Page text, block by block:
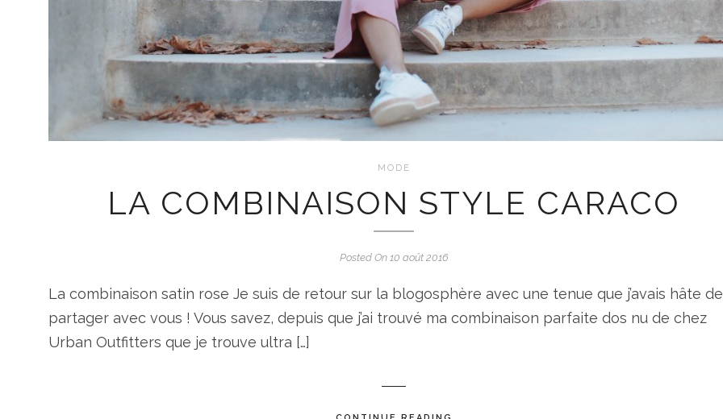
MODE
LA COMBINAISON STYLE CARACO
Posted On 10 août 2016
La combinaison satin rose Je suis de retour sur la blogosphère avec une tenue que j’avais hâte de
partager avec vous ! Vous savez, depuis que j’ai trouvé ma combinaison parfaite dos nu de chez
Urban Outfitters que je trouve ultra […]